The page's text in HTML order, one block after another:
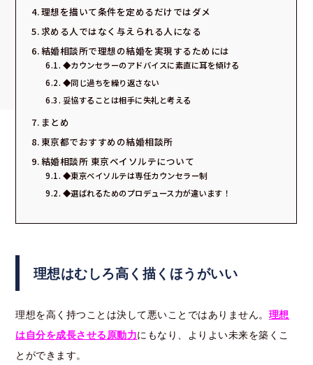
理想を描いて条件を定めるだけではダメ
求める人ではなく与えられる人になる
結婚相談所で理想の結婚を実現するためには
◆カウンセラーのアドバイスに素直に耳を傾ける
◆同じ過ちを繰り返さない
妥協することは相手に失礼と考える
まとめ
東京都でおすすめの結婚相談所
結婚相談所 東京ベイソルテについて
◆東京ベイソルテは専任カウンセラー制
◆選ばれるためのプロデュース力が違います！
理想はむしろ高く描くほうがいい
理想を高く持つことは決して悪いことではありません。 理想
は自分を成長させる原動力にもなり、よりよい未来を築くこ
とができます。